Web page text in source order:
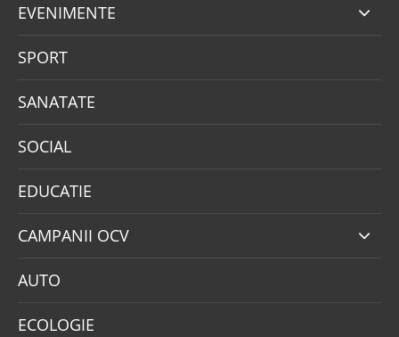
EVENIMENTE
SPORT
SANATATE
SOCIAL
EDUCATIE
CAMPANII OCV
AUTO
ECOLOGIE